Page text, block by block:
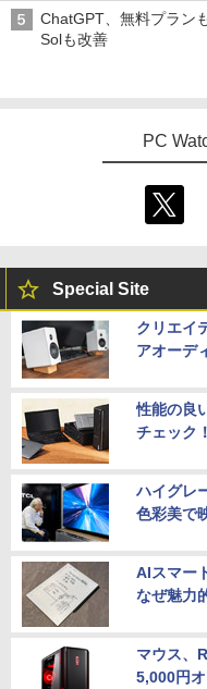
ChatGPT、無料プラン
Solも改善
PC
Special Site
クリエイ
アオーデ
性能の良
チェック！
ハイグレ
色彩美で
AIスマー
なぜ魅力
マウス、
5,000円